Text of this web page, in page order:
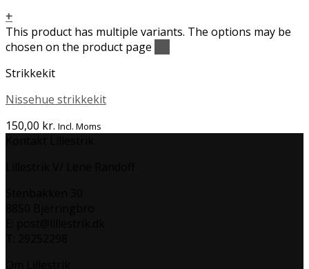
+
This product has multiple variants. The options may be
chosen on the product page
Strikkekit
Nissehue strikkekit
150,00 kr. Incl. Moms